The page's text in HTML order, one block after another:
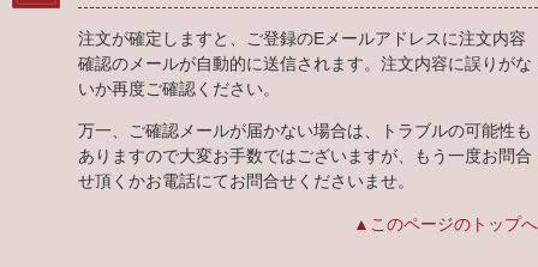
注文が確定しますと、ご登録のEメールアドレスに注文内容
確認のメールが自動的に送信されます。注文内容に誤りがな
いか再度ご確認ください。
万一、ご確認メールが届かない場合は、トラブルの可能性も
ありますので大変お手数ではございますが、もう一度お問合
せ頂くかお電話にてお問合せくださいませ。
▲このページのトップへ